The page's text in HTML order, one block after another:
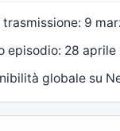
trasmissione: 9
episodio: 28 aprile
globale su